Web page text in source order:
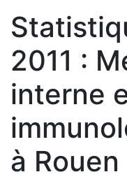
2011 :
interne
à Rouen